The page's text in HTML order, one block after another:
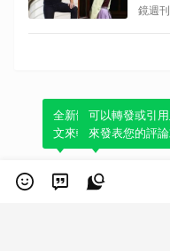
了
鏡週刊
全新體驗！一鍵引用
文來輕鬆表達個人立
可以轉發或引
來發表您的評論